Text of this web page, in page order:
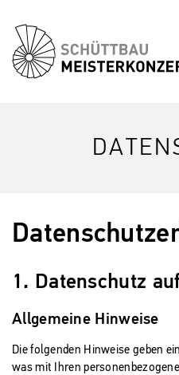
1. Datenschutz
Allgemeine Hinweise
Die folgenden Hinweise geben
was mit Ihren